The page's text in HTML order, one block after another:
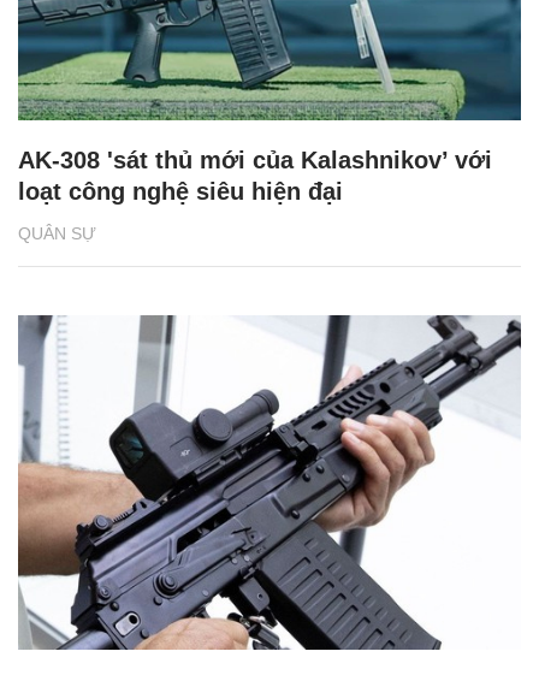
QUÂN SỰ
AK-308 'sát thủ mới của Kalashnikov’ với
loạt công nghệ siêu hiện đại